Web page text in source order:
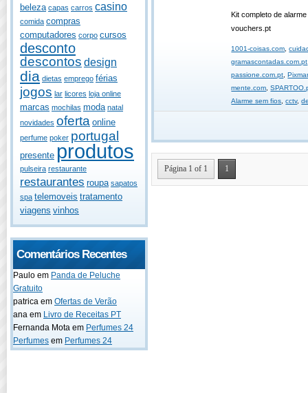
beleza capas carros casino
comida compras
computadores corpo cursos
desconto
descontos design
dia dietas emprego férias
jogos lar licores loja online
marcas mochilas moda natal
novidades oferta online
perfume poker portugal
presente produtos
pulseira restaurante
restaurantes roupa sapatos
spa telemoveis tratamento
viagens vinhos
Comentários Recentes
Paulo em Panda de Peluche
Gratuito
patrica em Ofertas de Verão
ana em Livro de Receitas PT
Fernanda Mota em Perfumes 24
Perfumes em Perfumes 24
Kit completo de
vouchers.pt
1001-coisas.com,
gramascontadas.com.pt
passione.com.pt,
mente.com,
Alarme sem fios,cctv,
Página 1 of 1 1